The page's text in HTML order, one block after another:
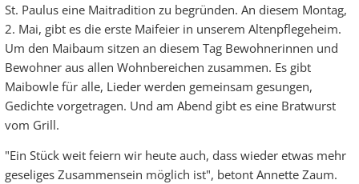
St. Paulus eine Maitradition zu begründen. An diesem Montag,
2. Mai, gibt es die erste Maifeier in unserem Altenpflegeheim.
Um den Maibaum sitzen an diesem Tag Bewohnerinnen und
Bewohner aus allen Wohnbereichen zusammen. Es gibt
Maibowle für alle, Lieder werden gemeinsam gesungen,
Gedichte vorgetragen. Und am Abend gibt es eine Bratwurst
vom Grill.
"Ein Stück weit feiern wir heute auch, dass wieder etwas mehr
geseliges Zusammensein möglich ist", betont Annette Zaum.